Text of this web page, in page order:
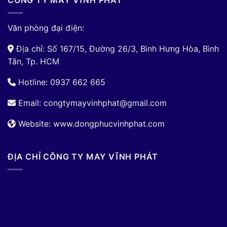
Văn phòng đại điện:
Địa chỉ: Số 167/15, Đường 26/3, Bình Hưng Hòa, Bình
Tân, Tp. HCM
Hotline: 0937 662 665
Email: congtymayvinhphat@gmail.com
Website: www.dongphucvinhphat.com
ĐỊA CHỈ CÔNG TY MAY VĨNH PHÁT